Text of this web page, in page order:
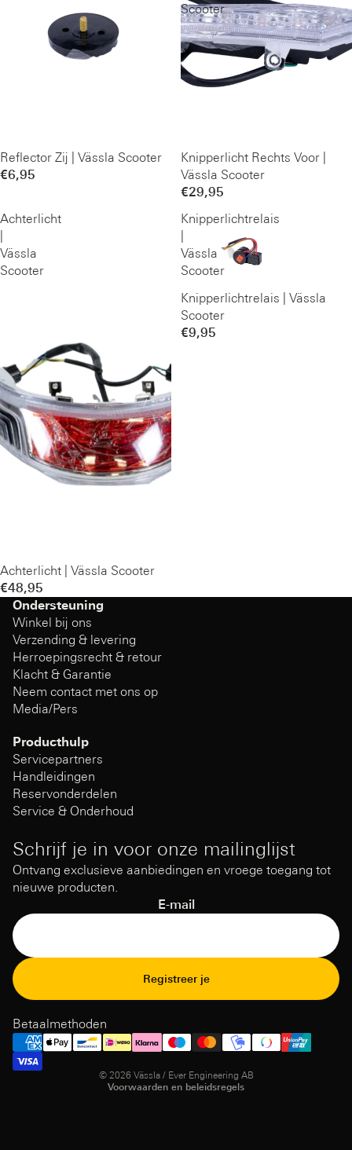
Reflector Zij | Vässla Scooter
€6,95
Scooter
Knipperlicht Rechts Voor |
Vässla Scooter
€29,95
Achterlicht
Vässla
Scooter
Achterlicht | Vässla Scooter
€48,95
Knipperlichtrelais
Vässla
Scooter
Knipperlichtrelais | Vässla
Scooter
€9,95
Ondersteuning
Winkel bij ons
Verzending & levering
Herroepingsrecht & retour
Klacht & Garantie
Neem contact met ons op
Media/Pers
Producthulp
Servicepartners
Handleidingen
Reservonderdelen
Service & Onderhoud
Schrijf je in voor onze mailinglijst
Ontvang exclusieve aanbiedingen en vroege toegang tot
nieuwe producten.
E-mail
Registreer je
Betaalmethoden
© 2026 Vässla / Ever Engineering AB
Voorwaarden en beleidsregels
Verzendbeleid